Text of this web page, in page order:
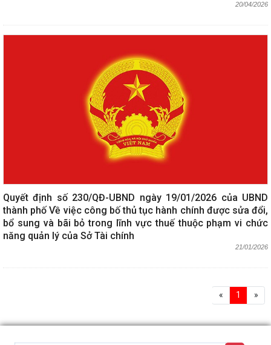
20/04/2026
Quyết định số 230/QĐ-UBND ngày 19/01/2026 của UBND
thành phố Về việc công bố thủ tục hành chính được sửa đổi,
bổ sung và bãi bỏ trong lĩnh vực thuế thuộc phạm vi chức
năng quản lý của Sở Tài chính
21/01/2026
« 1 »